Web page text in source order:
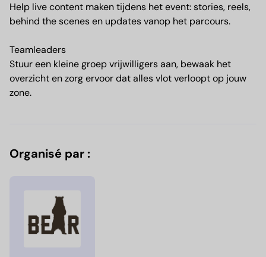
Help live content maken tijdens het event: stories, reels,
behind the scenes en updates vanop het parcours.
Teamleaders
Stuur een kleine groep vrijwilligers aan, bewaak het
overzicht en zorg ervoor dat alles vlot verloopt op jouw
zone.
Organisé par :